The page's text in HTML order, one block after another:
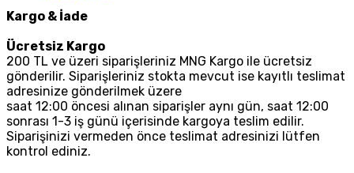
Kargo & İade
Ücretsiz Kargo
200 TL ve üzeri siparişleriniz MNG Kargo ile ücretsiz
gönderilir. Siparişleriniz stokta mevcut ise kayıtlı teslimat
adresinize gönderilmek üzere
saat 12:00 öncesi alınan siparişler aynı gün, saat 12:00
sonrası 1-3 iş günü içerisinde kargoya teslim edilir.
Siparişinizi vermeden önce teslimat adresinizi lütfen
kontrol ediniz.